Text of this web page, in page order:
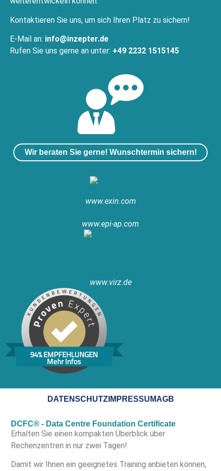
Kontaktieren Sie uns, um sich Ihren Platz zu sichern!
E-Mail an: info@inzepter.de
Rufen Sie uns gerne an unter: +49 2232 1515145
Wir beraten Sie gerne! Wunschtermin sichern!
www.exin.com
www.epi-ap.com
www.virz.de
94% EMPFEHLUNGEN
Mehr Infos
DATENSCHUTZIMPRESSUMAGB
DCFC® - Data Centre Foundation Certificate
Erhalten Sie einen kompakten Überblick über
Rechenzentren in nur zwei Tagen!
Damit wir Ihnen ein geeignetes Training anbieten können,